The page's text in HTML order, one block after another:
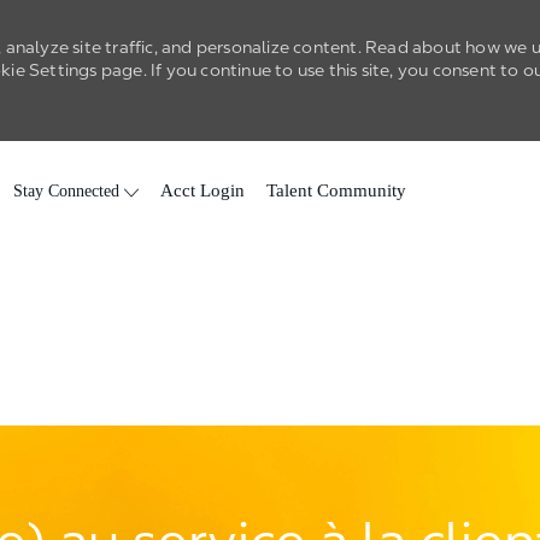
site traffic, and personalize content. Read about how we
Settings page. If you continue to use this site, you consent to
Stay Connected Acct Login Talent Community